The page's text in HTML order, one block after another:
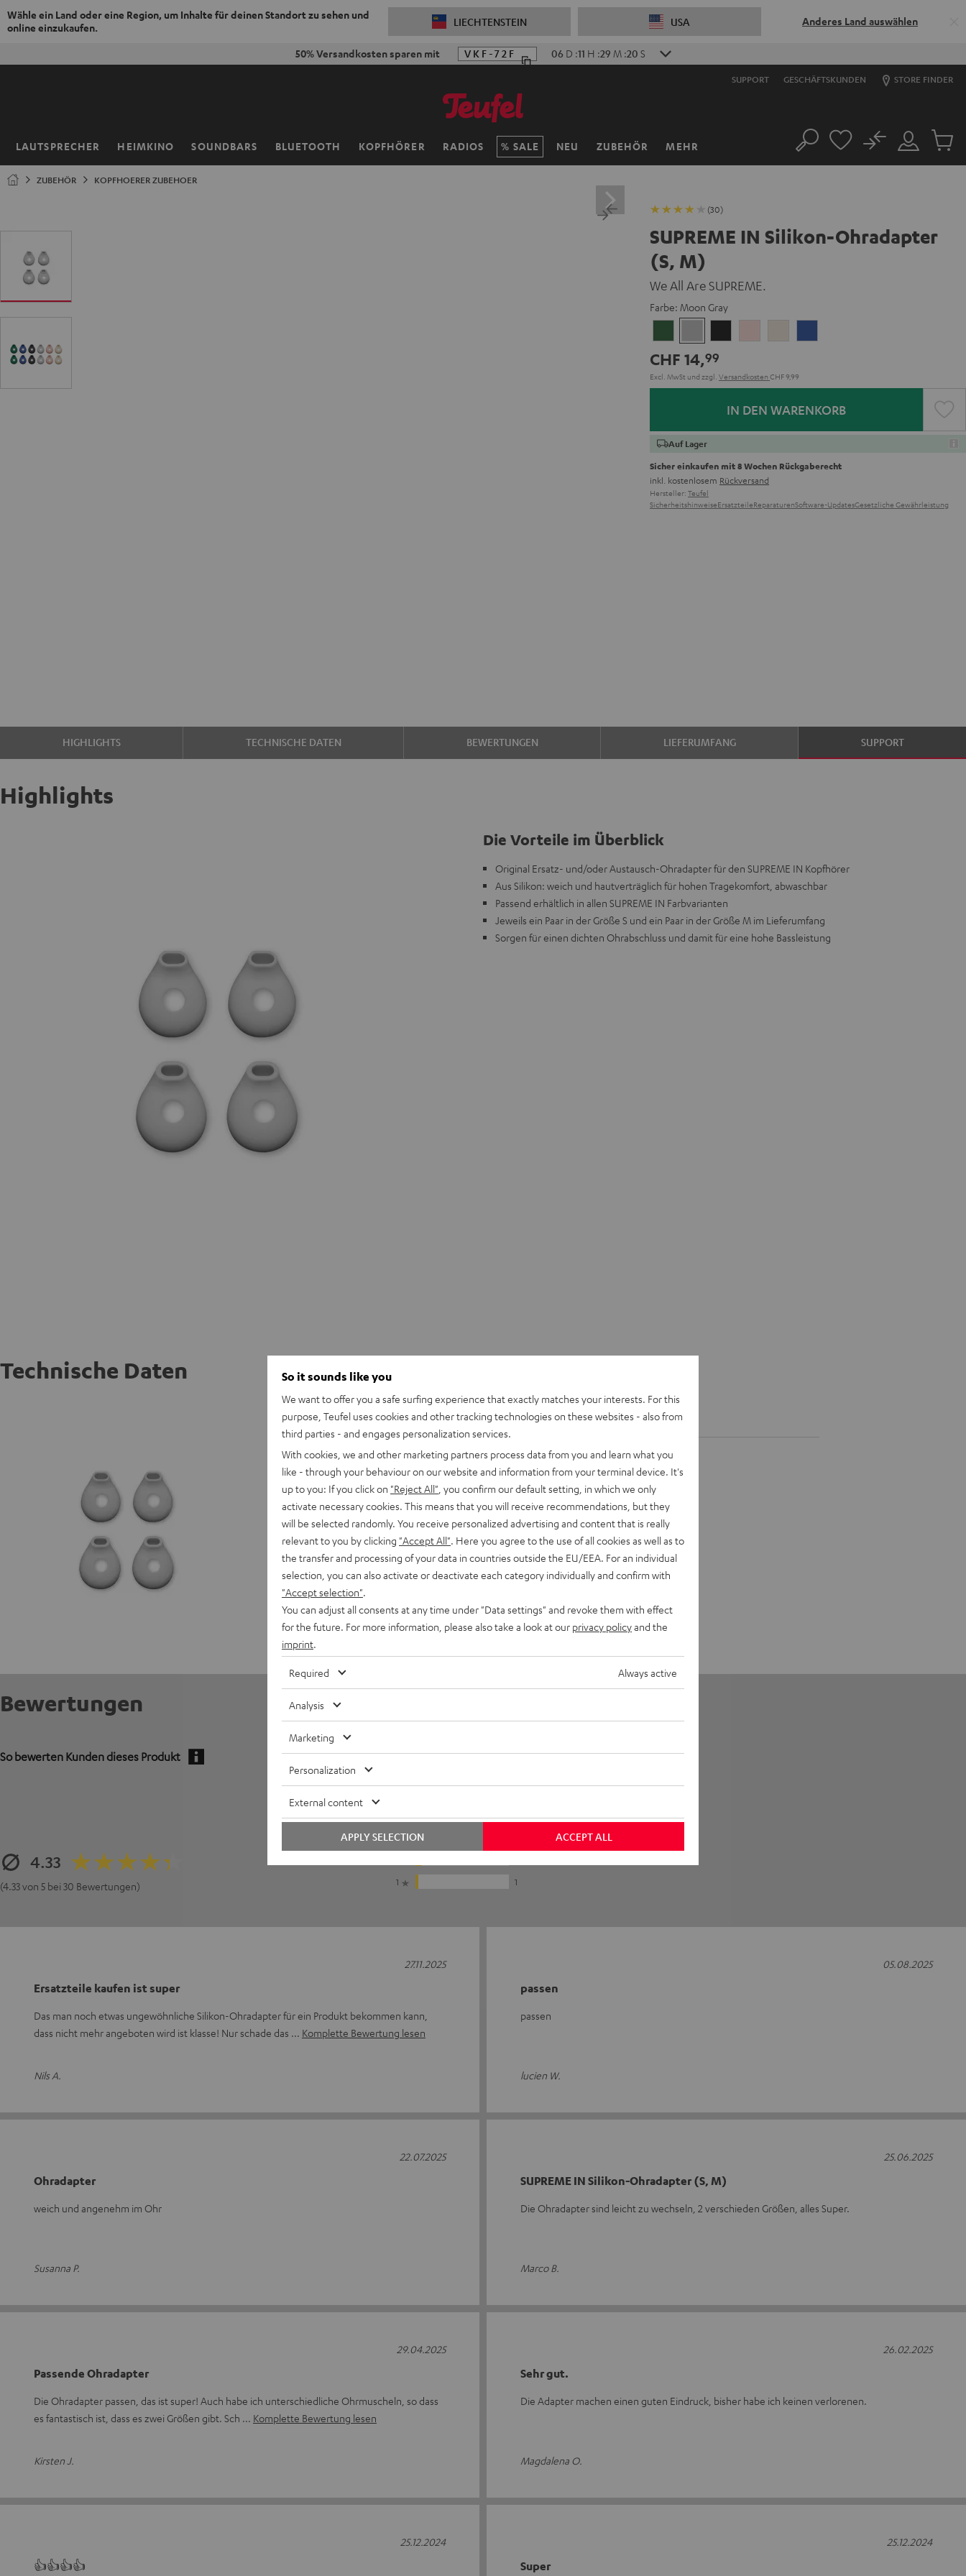
Wähle ein Land oder eine Region, um Inhalte für deinen Standort zu sehen und
online einzukaufen.
LIECHTENSTEIN USA Anderes Land auswählen
50% Versandkosten sparen mit VKF-72F 06 D :11 H :29 M :19 S
SUPPORT GESCHÄFTSKUNDEN STORE FINDER
LAUTSPRECHER HEIMKINO SOUNDBARS BLUETOOTH KOPFHÖRER RADIOS SALE NEU ZUBEHÖR MEHR
Startseite Suche
Mein
Konto
No
Artikel
ZUBEHÖR KOPFHOERER ZUBEHOER
(30)
SUPREME IN Silikon-Ohradapter
(S, M)
We All Are SUPREME.
Farbe: Moon Gray
GreenGray
White
CHF 14,99
Excl. MwSt und zzgl. Versandkosten CHF 9,99
IN DEN WARENKORB
Auf Lager
Sicher einkaufen mit 8 Wochen Rückgaberecht
inkl. kostenlosem Rückversand
Hersteller: Teufel
SicherheitshinweiseErsatzteileReparaturenSoftware-UpdatesGesetzliche Gewährleistung
HIGHLIGHTS TECHNISCHE DATEN BEWERTUNGEN LIEFERUMFANG SUPPORT
Highlights
Die Vorteile im Überblick
Original Ersatz- und/oder Austausch-Ohradapter für den SUPREME IN Kopfhörer
Aus Silikon: weich und hautverträglich für hohen Tragekomfort, abwaschbar
Passend erhältlich in allen SUPREME IN Farbvarianten
Jeweils ein Paar in der Größe S und ein Paar in der Größe M im Lieferumfang
Sorgen für einen dichten Ohrabschluss und damit für eine hohe Bassleistung
Technische Daten
SUPREME IN Silikon-Ohradapter (S, M)
Bewertungen
So bewerten Kunden dieses Produkt
4.33
(4.33 von 5 bei 30 Bewertungen)
5
17
3
1
1
Ersatzteile kaufen ist super
Das man noch etwas ungewöhnliche Silikon-Ohradapter für ein Produkt bekommen kann,
dass nicht mehr angeboten wird ist klasse! Nur schade das
Komplette Bewertung lesen
Nils A.
27.11.2025
passen
passen
lucien W.
05.08.2025
Ohradapter
weich und angenehm im Ohr
Susanna P.
22.07.2025
SUPREME IN Silikon-Ohradapter (S, M)
Die Ohradapter sind leicht zu wechseln, 2 verschieden Größen, alles Super.
Marco B.
25.06.2025
Passende Ohradapter
Die Ohradapter passen, das ist super! Auch habe ich unterschiedliche Ohrmuscheln, so dass
es fantastisch ist, dass es zwei Größen gibt. Sch
Komplette Bewertung lesen
Kirsten J.
29.04.2025
Sehr gut.
Die Adapter machen einen guten Eindruck, bisher habe ich keinen verlorenen.
Magdalena O.
26.02.2025
👍👍👍👍
25.12.2024
Super
25.12.2024
So it sounds like you
We want to offer you a safe surfing experience that exactly matches your interests. For this
purpose, Teufel uses cookies and other tracking technologies on these websites - also from
third parties - and engages personalization services.
With cookies, we and other marketing partners process data from you and learn what you
like - through your behaviour on our website and information from your terminal device. It's
up to you: If you click on "Reject All" , you confirm our default setting, in which we only
activate necessary cookies. This means that you will receive recommendations, but they
will be selected randomly. You receive personalized advertising and content that is really
relevant to you by clicking "Accept All" . Here you agree to the use of all cookies as well as to
the transfer and processing of your data in countries outside the EU/EEA. For an individual
selection, you can also activate or deactivate each category individually and confirm with
"Accept selection"
You can adjust all consents at any time under "Data settings" and revoke them with effect
for the future. For more information, please also take a look at our privacy policyand the
imprint
Required Always active
Analysis
Marketing
Personalization
External content
ACCEPT ALL
APPLY SELECTION